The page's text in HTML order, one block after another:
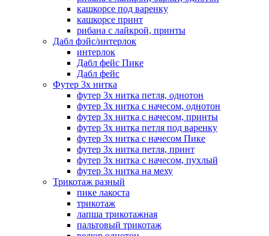
кашкорсе под варенку
кашкорсе принт
рибана с лайкрой, принты
Дабл фэйс/интерлок
интерлок
Дабл фейс Пике
Дабл фейс
Футер 3х нитка
футер 3х нитка петля, однотон
футер 3х нитка с начесом, однотон
футер 3х нитка с начесом, принты
футер 3х нитка петля под варенку
футер 3х нитка с начесом Пике
футер 3х нитка петля, принт
футер 3х нитка с начесом, пухлый
футер 3х нитка на меху
Трикотаж разный
пике лакоста
трикотаж
лапша трикотажная
пальтовый трикотаж